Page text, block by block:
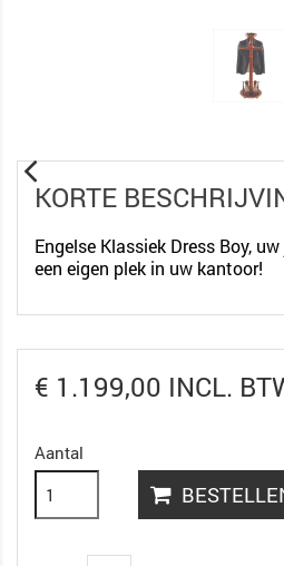
KORTE
Engelse Klassiek Dress Boy,
een eigen plek in uw kantoor!
€ 1.199,00 INCL.
Aantal